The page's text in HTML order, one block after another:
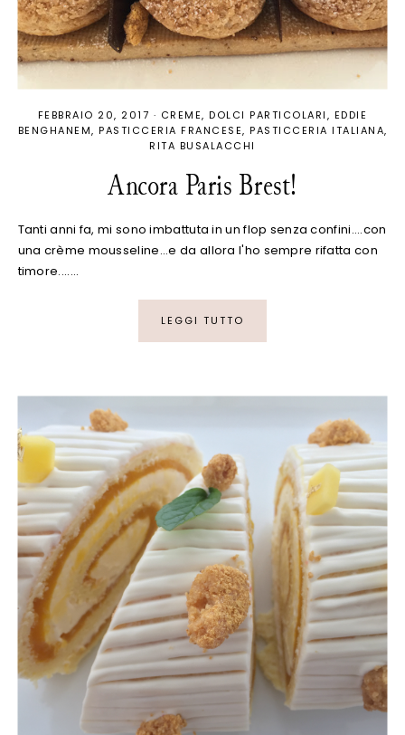
FEBBRAIO 20, 2017 · CREME DOLCI PARTICOLARI
EDDIE
BENGHANEM
PASTICCERIA FRANCESE
PASTICCERIA ITALIANA
RITA BUSALACCHI
Ancora Paris Brest!
Tanti anni fa, mi sono imbattuta in un flop senza confini....con
una crème mousseline...e da allora l'ho sempre rifatta con
timore....…
LEGGI TUTTO